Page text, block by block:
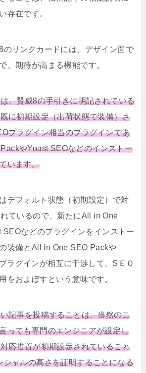
存在です。
のリンクカードには、デザイン面で
、期待が高まる機能です。
、賢威8の手引きに明記されている
に初期設定（出荷状態で装備）さ
プラグイン相当のプラグインであ
やYoast SEOなどのインストー
います。
デフォルト状態（初期設定）で対
ているので、新たにAll in One
SEOなどのプラグインをインストー
装備とAll in One SEO Packや
ラグインが相互に干渉して、SＥＯ
をおよぼすという意味です。
記事を投稿することは、当然のこ
っても専門のエンジニアが設定し
応措置が初期設定されていること
シャルの高さを証明することになる